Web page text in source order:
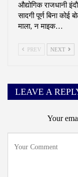
औद्योगिक राजधानी
सादगी पूर्ण बिना कोई
माला, न माइक…
PREV NEXT
LEAVE A
Your